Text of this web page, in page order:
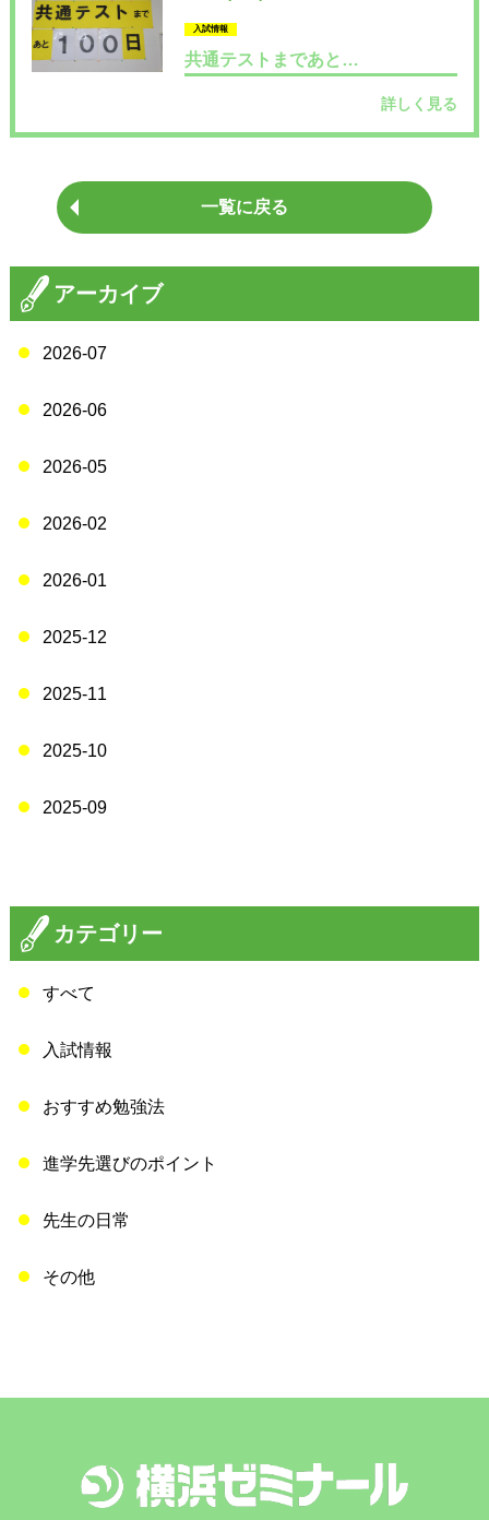
入試情報
共通テストまであと…
詳しく見る
一覧に戻る
アーカイブ
2026-07
2026-06
2026-05
2026-02
2026-01
2025-12
2025-11
2025-10
2025-09
カテゴリー
すべて
入試情報
おすすめ勉強法
進学先選びのポイント
先生の日常
その他